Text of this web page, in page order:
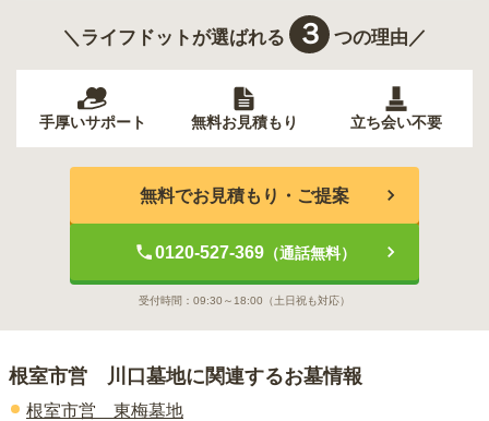
＼ライフドットが選ばれる ３ つの理由／
手厚いサポート 無料お見積もり 立ち会い不要
無料でお見積もり・ご提案
0120-527-369（通話無料）
受付時間： 09:30～18:00 （土日祝も対応）
根室市営 川口墓地に関連するお墓情報
根室市営 東梅墓地